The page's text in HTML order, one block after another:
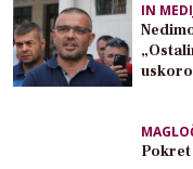
IN
Pokret